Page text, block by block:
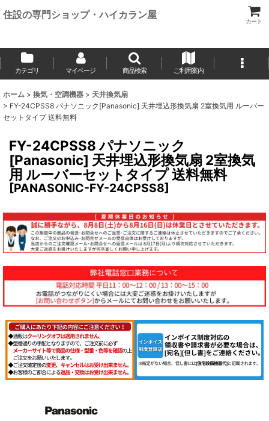
住設の専門ショップ・ハイカラン屋
カート
カテゴリ マイページ 商品検索 ご利用案内
ホーム > 換気・空調機器 > 天井換気扇
> FY-24CPSS8 パナソニック[Panasonic] 天井埋込形換気扇 2室換気用 ルーバー
セットタイプ 送料無料
FY-24CPSS8 パナソニック
[Panasonic] 天井埋込形換気扇 2室換気
用 ルーバーセットタイプ 送料無料
[PANASONIC-FY-24CPSS8]